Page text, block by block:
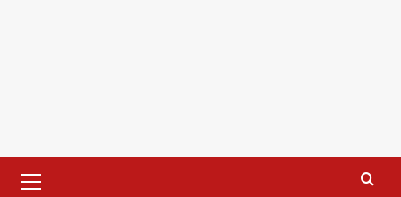
Menu